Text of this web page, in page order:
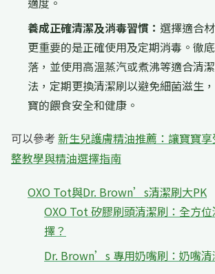
養成正確清潔及消毒習慣： 選擇適合
更重要的是正確使用及定期消毒。徹
落，並使用高溫蒸汽或煮沸等適合清
法，定期更換清潔刷以避免細菌滋生
寶的餵食安全和健康。
可以參考新生兒護膚精油推薦：讓寶寶
整教學與精油選擇指南
OXO Tot與Dr. Brown’s清潔刷大PK
OXO Tot 矽膠刷頭清潔刷：全方
擇？
Dr. Brown’s 專用奶嘴刷：奶嘴清